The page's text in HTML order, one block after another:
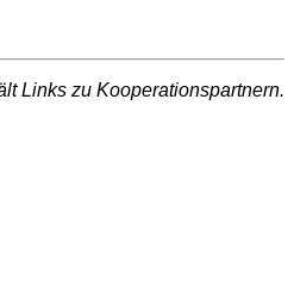
Links zu Kooperationspartnern.